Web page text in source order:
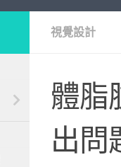
視覺設計
體脂
出問